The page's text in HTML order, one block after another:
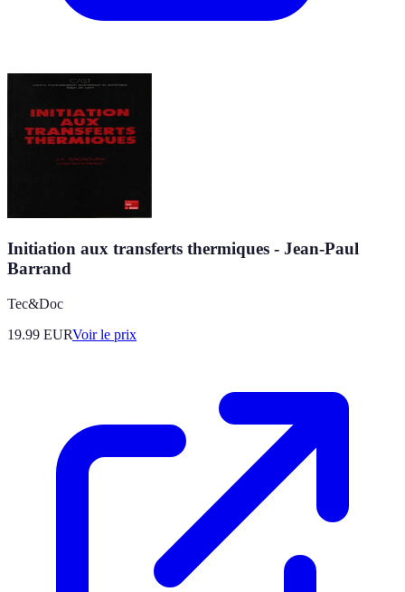
Initiation aux transferts thermiques - Jean-Paul
Barrand
Tec&Doc
19.99 EURVoir le prix